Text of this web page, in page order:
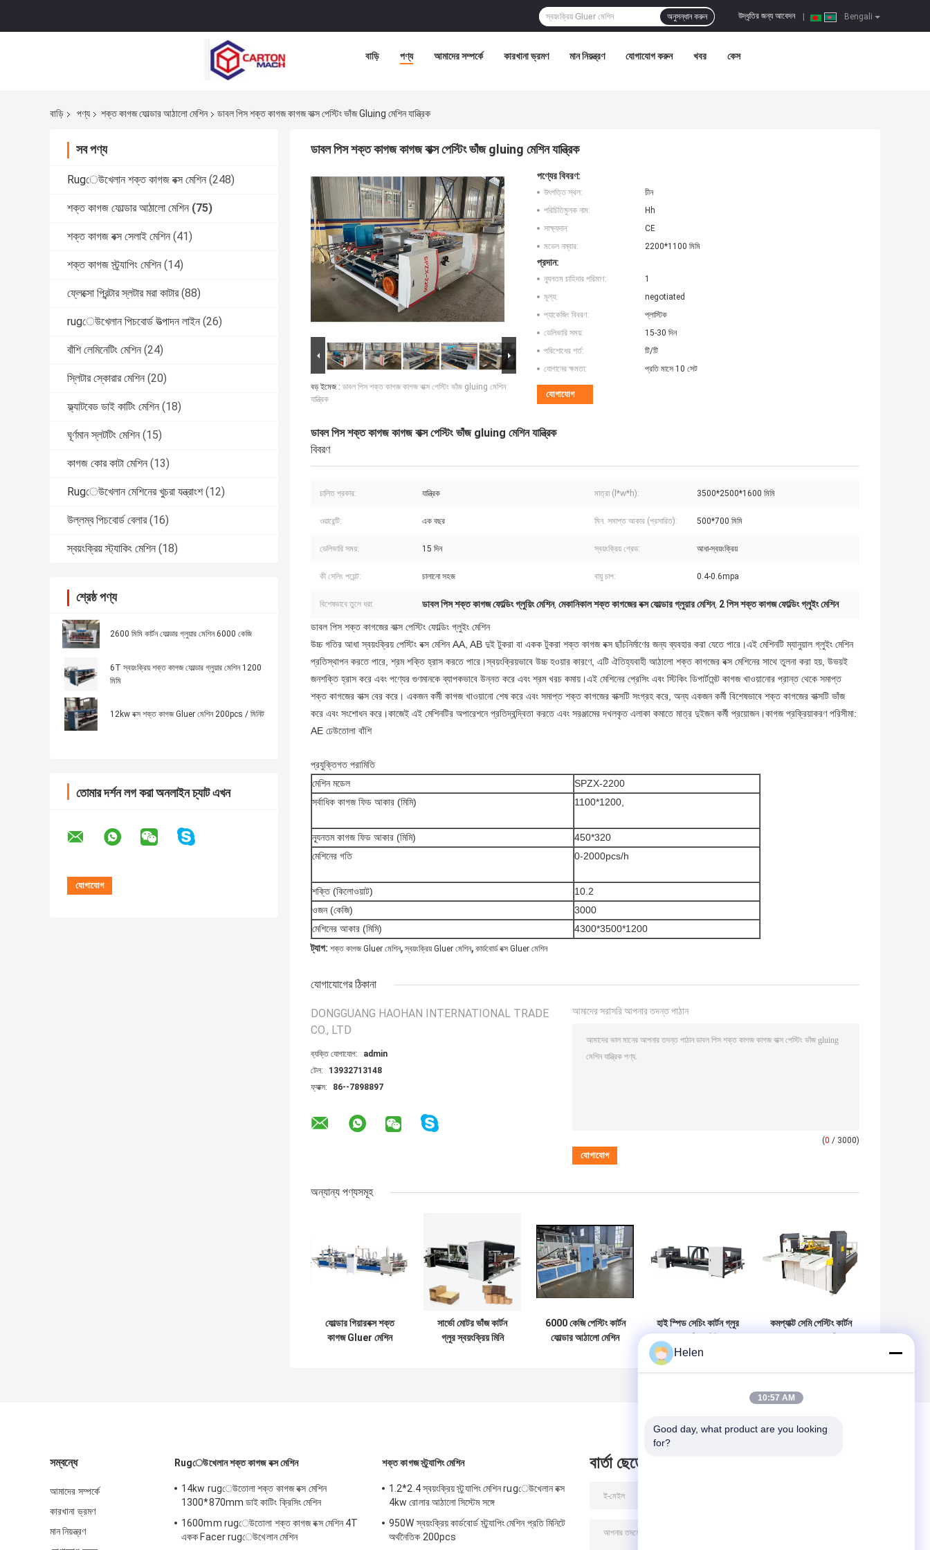
Bengali
উদ্ধৃতির জন্য আবেদন
অনুসন্ধান করুন
বাড়ি পণ্য আমাদের সম্পর্কে কারখানা ভ্রমণ মান নিয়ন্ত্রণ যোগাযোগ করুন খবর কেস
বাড়ি পণ্য শক্ত কাগজ ফোল্ডার আঠালো মেশিন ডাবল পিস শক্ত কাগজ কাগজ বাক্স পেস্টিং ভাঁজ Gluing মেশিন যান্ত্রিক
সব পণ্য
Rugেউখেলান শক্ত কাগজ বক্স মেশিন (248)
শক্ত কাগজ ফোল্ডার আঠালো মেশিন (75)
শক্ত কাগজ বক্স সেলাই মেশিন (41)
শক্ত কাগজ স্ট্র্যাপিং মেশিন (14)
ফ্লেক্সো প্রিন্টার স্লটার মরা কাটার (88)
rugেউখেলান পিচবোর্ড উত্পাদন লাইন (26)
বাঁশি লেমিনেটিং মেশিন (24)
স্লিটার স্কোরার মেশিন (20)
ফ্ল্যাটবেড ডাই কাটিং মেশিন (18)
ঘূর্ণমান স্লটটিং মেশিন (15)
কাগজ কোর কাটা মেশিন (13)
Rugেউখেলান মেশিনের খুচরা যন্ত্রাংশ (12)
উল্লম্ব পিচবোর্ড বেলার (16)
স্বয়ংক্রিয় স্ট্যাকিং মেশিন (18)
শ্রেষ্ঠ পণ্য
2600 মিমি কার্টন ফোল্ডার গ্লুয়ার মেশিন 6000 কেজি
6T স্বয়ংক্রিয় শক্ত কাগজ ফোল্ডার গ্লুয়ার মেশিন 1200
মিমি
12kw বক্স শক্ত কাগজ Gluer মেশিন 200pcs / মিনিট
তোমার দর্শন লগ করা অনলাইন চ্যাট এখন
ডাবল পিস শক্ত কাগজ কাগজ বাক্স পেস্টিং ভাঁজ gluing মেশিন যান্ত্রিক
বড় ইমেজ : ডাবল পিস শক্ত কাগজ কাগজ বাক্স পেস্টিং ভাঁজ gluing মেশিন
যান্ত্রিক
পণ্যের বিবরণ:
উৎপত্তি স্থল:
চীন
পরিচিতিমুলক নাম:
Hh
সাক্ষ্যদান:
CE
মডেল নম্বার:
2200*1100 মিমি
প্রদান:
ন্যূনতম চাহিদার পরিমাণ:
1
মূল্য:
negotiated
প্যাকেজিং বিবরণ:
প্লাস্টিক
ডেলিভারি সময়:
15-30 দিন
পরিশোধের শর্ত:
টি/টি
যোগানের ক্ষমতা:
প্রতি মাসে 10 সেট
যোগাযোগ
ডাবল পিস শক্ত কাগজ কাগজ বাক্স পেস্টিং ভাঁজ gluing মেশিন যান্ত্রিক
বিবরণ
চালিত প্রকার: যান্ত্রিক মাত্রা (l*w*h): 3500*2500*1600 মিমি
ওয়ারেন্টি: এক বছর মিন. সমাপ্ত আকার (প্রসারিত): 500*700 মিমি
ডেলিভারি সময়: 15 দিন স্বয়ংক্রিয় গ্রেড: আধা-স্বয়ংক্রিয়
কী সেলিং পয়েন্ট: চালানো সহজ বায়ু চাপ: 0.4-0.6mpa
বিশেষভাবে তুলে ধরা: ডাবল পিস শক্ত কাগজ ফোল্ডিং গ্লুয়িং মেশিন, মেকানিকাল শক্ত কাগজের বক্স ফোল্ডার গ্লুয়ার মেশিন, 2 পিস শক্ত কাগজ ফোল্ডিং গ্লুইং মেশিন
ডাবল পিস শক্ত কাগজের বাক্স পেস্টিং ফোল্ডিং গ্লুইং মেশিন
উচ্চ গতির আধা স্বয়ংক্রিয় পেস্টিং বক্স মেশিন AA, AB দুই টুকরা বা একক টুকরা শক্ত কাগজ বক্স ছাঁচনির্মাণের জন্য ব্যবহার করা যেতে পারে।এই মেশিনটি ম্যানুয়াল গ্লুইং মেশিন
প্রতিস্থাপন করতে পারে, শ্রম শক্তি হ্রাস করতে পারে।স্বয়ংক্রিয়ভাবে উচ্চ হওয়ার কারণে, এটি ঐতিহ্যবাহী আঠালো শক্ত কাগজের বক্স মেশিনের সাথে তুলনা করা হয়, উভয়ই
জনশক্তি হ্রাস করে এবং পণ্যের গুণমানকে ব্যাপকভাবে উন্নত করে এবং শ্রম খরচ কমায়।এই মেশিনের প্রেসিং এবং স্টিকিং ডিপার্টমেন্ট কাগজ খাওয়ানোর প্রান্ত থেকে সমাপ্ত
শক্ত কাগজের বাক্স বের করে। একজন কর্মী কাগজ খাওয়ানো শেষ করে এবং সমাপ্ত শক্ত কাগজের বাক্সটি সংগ্রহ করে, অন্য একজন কর্মী বিশেষভাবে শক্ত কাগজের বাক্সটি ভাঁজ
করে এবং সংশোধন করে।কাজেই এই মেশিনটির অপারেশনে প্রতিদ্বন্দ্বিতা করতে এবং সরঞ্জামের দখলকৃত এলাকা কমাতে মাত্র দুইজন কর্মী প্রয়োজন।কাগজ প্রক্রিয়াকরণ পরিসীমা:
AE ঢেউতোলা বাঁশি
প্রযুক্তিগত পরামিতি
মেশিন মডেল
SPZX-2200
সর্বাধিক কাগজ ফিড আকার (মিমি)
1100*1200,
ন্যূনতম কাগজ ফিড আকার (মিমি)
450*320
মেশিনের গতি
0-2000pcs/h
শক্তি (কিলোওয়াট)
10.2
ওজন (কেজি)
3000
মেশিনের আকার (মিমি)
4300*3500*1200
ট্যাগ: শক্ত কাগজ Gluer মেশিন, স্বয়ংক্রিয় Gluer মেশিন, কার্ডবোর্ড বক্স Gluer মেশিন
যোগাযোগের ঠিকানা
DONGGUANG HAOHAN INTERNATIONAL TRADE
CO., LTD
ব্যক্তি যোগাযোগ:
admin
টেল:
13932713148
ফ্যাক্স:
86--7898897
আমাদের সরাসরি আপনার তদন্ত পাঠান
(0 / 3000)
অন্যান্য পণ্যসমূহ
ফোল্ডার গিয়ারবক্স শক্ত
কাগজ Gluer মেশিন
সার্ভো মোটর ভাঁজ কার্টন
গ্লুর স্বয়ংক্রিয় মিনি
6000 কেজি পেস্টিং কার্টন
ফোল্ডার আঠালো মেশিন
হাই স্পিড সেচিং কার্টন গ্লুর
স্টীল
কমপ্যাক্ট সেমি পেস্টিং কার্টন
সম্বন্ধে
আমাদের সম্পর্কে
কারখানা ভ্রমণ
মান নিয়ন্ত্রণ
Rugেউখেলান শক্ত কাগজ বক্স মেশিন
14kw rugেউতোলা শক্ত কাগজ বক্স মেশিন
1300*870mm ডাই কাটিং ক্রিসিং মেশিন
1600mm rugেউতোলা শক্ত কাগজ বক্স মেশিন 4T
একক Facer rugেউখেলান মেশিন
শক্ত কাগজ স্ট্র্যাপিং মেশিন
1.2*2.4 স্বয়ংক্রিয় স্ট্র্যাপিং মেশিন rugেউখেলান বক্স
4kw রোলার আঠালো সিস্টেম সঙ্গে
950W স্বয়ংক্রিয় কার্ডবোর্ড স্ট্র্যাপিং মেশিন প্রতি মিনিটে
অর্থনৈতিক 200pcs
বার্তা ছেড়ে
Helen
10:57 AM
Good day, what product are you looking
for?